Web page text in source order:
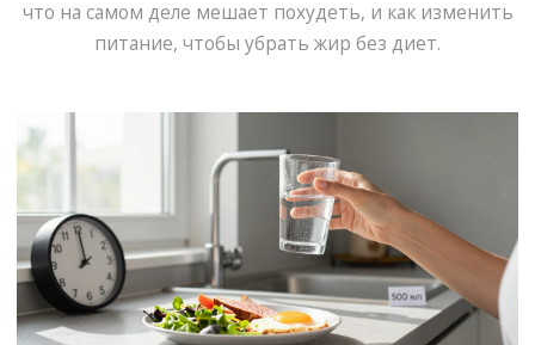
что на самом деле мешает похудеть, и как изменить
питание, чтобы убрать жир без диет.